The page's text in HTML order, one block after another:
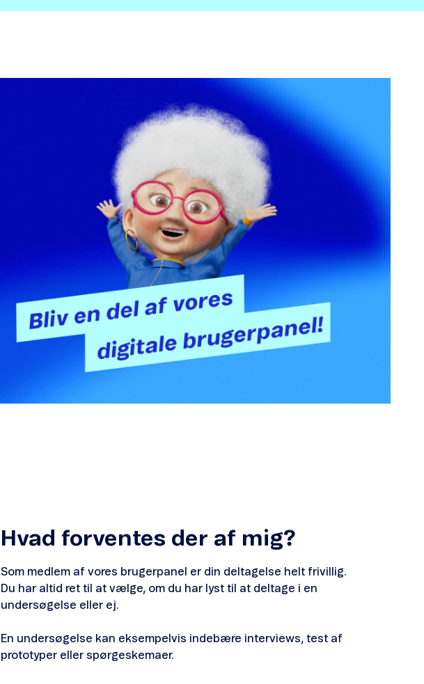
Hvad forventes der af mig?
Som medlem af vores brugerpanel er din deltagelse helt frivillig.
Du har altid ret til at vælge, om du har lyst til at deltage i en
undersøgelse eller ej.
En undersøgelse kan eksempelvis indebære interviews, test af
prototyper eller spørgeskemaer.